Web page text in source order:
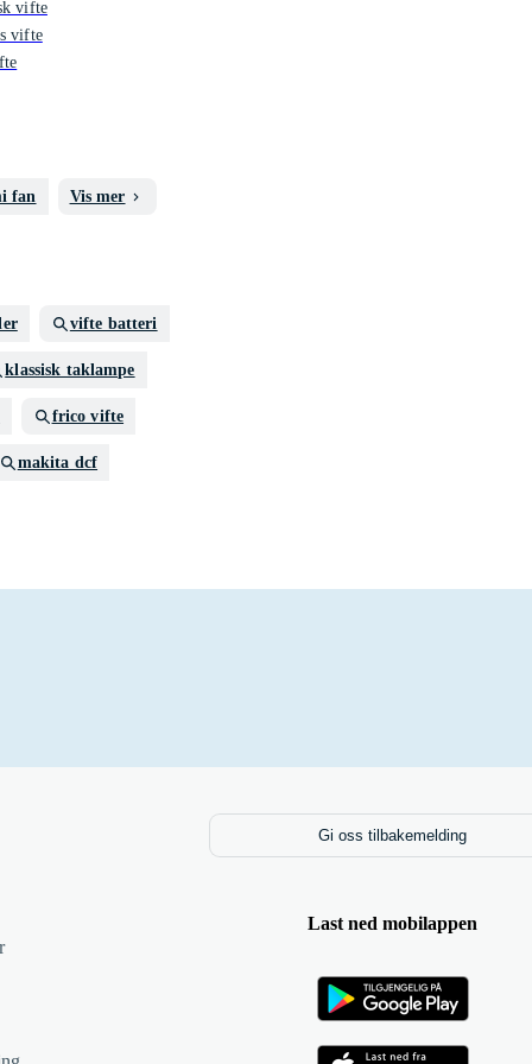
vifte
vifte
fan Vis mer
vifte batteri
klassisk taklampe
frico vifte
makita dcf
Gi oss tilbakemelding
Last ned mobilappen